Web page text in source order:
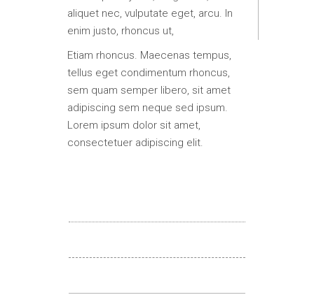
aliquet nec, vulputate eget, arcu. In
enim justo, rhoncus ut,
Etiam rhoncus. Maecenas tempus,
tellus eget condimentum rhoncus,
sem quam semper libero, sit amet
adipiscing sem neque sed ipsum.
Lorem ipsum dolor sit amet,
consectetuer adipiscing elit.